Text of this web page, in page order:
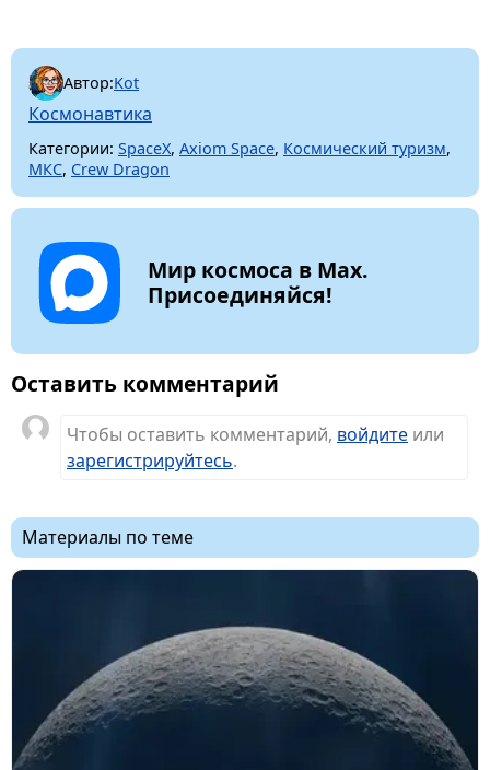
Автор:Kot
Космонавтика
Категории: SpaceX, Axiom Space, Космический туризм,
МКС, Crew Dragon
Мир космоса в Max.
Присоединяйся!
Оставить комментарий
Чтобы оставить комментарий, войдите или
зарегистрируйтесь.
Материалы по теме